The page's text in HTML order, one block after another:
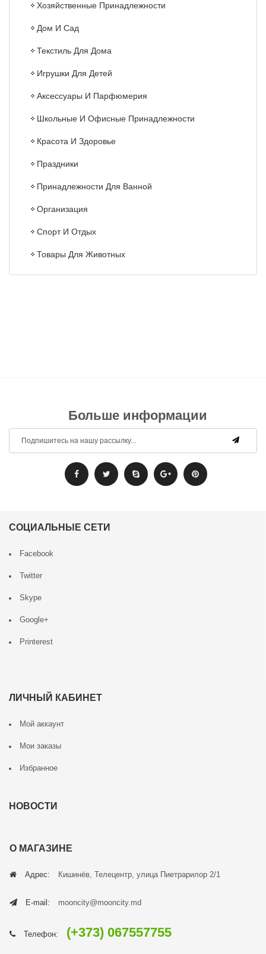
Хозяйственные Принадлежности
Дом И Сад
Текстиль Для Дома
Игрушки Для Детей
Аксессуары И Парфюмерия
Школьные И Офисные Принадлежности
Красота И Здоровье
Праздники
Принадлежности Для Ванной
Организация
Спорт И Отдых
Товары Для Животных
Больше информации
СОЦИАЛЬНЫЕ СЕТИ
Facebook
Twitter
Skype
Google+
Printerest
ЛИЧНЫЙ КАБИНЕТ
Мой аккаунт
Мои заказы
Избранное
НОВОСТИ
О МАГАЗИНЕ
Адрес: Кишинёв, Телецентр, улица Пиетрарилор 2/1
E-mail: mooncity@mooncity.md
Телефон: (+373) 067557755